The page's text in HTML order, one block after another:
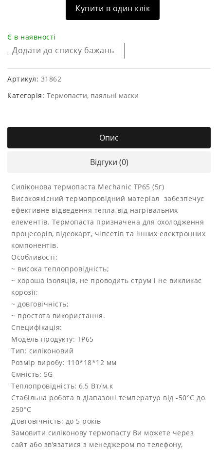
Купити в один клік
Є в наявності
Додати до списку бажань
Артикул: 31862
Категорія: Термопасти, паяльні маски
Опис
Відгуки (0)
Силіконова термопаста Mechanic TP65 (5г)
Високоякісний термопровідний матеріал забезпечує
ефективне відведення тепла від нагрівальних
елементів. Термопаста призначена для охолодження
процесорів, відеокарт, чіпсетів та інших електронних
компонентів.
Особливості:
~ висока теплопровідність;
~ хороша ізоляція, не проводить струм і не викликає
корозії;
~ довговічність;
~ простота використання.
Специфікація:
Модель продукту: TP65
Тип: силіконовий
Розмір виробу: 110*18*12 мм
Ємність: 5G
Теплопровідність: 6,5 Вт/м.к
Стабільна робота в діапазоні температур від -50°C до
250°C
Довговічність: до 5 років
Замовити силіконову термопасту Ви можете через
сайт або зв’язатися з менеджером по телефону,